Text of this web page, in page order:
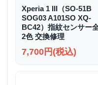
Xperia 1 III（SO-51B
SOG03 A101SO XQ-
BC42）指紋センサー
2色 交換修理
7,700円(税込)